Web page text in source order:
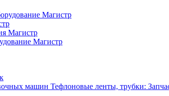
Магистр
Магистр
Магистр
Тефлоновые ленты, трубки: